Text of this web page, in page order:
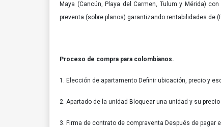
Maya (Cancún, Playa del Carmen, Tulum y Mérida)
preventa (sobre planos) garantizando rentabilidades de
Proceso de compra para colombianos.
1. Elección de apartamento Definir ubicación, precio y
2. Apartado de la unidad Bloquear una unidad y su
3. Firma de contrato de compraventa Después de